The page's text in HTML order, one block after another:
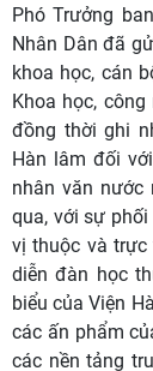
Phó Trưởng
Nhân Dân đã
khoa học, cán
Khoa học,
đồng thời ghi
Hàn lâm đối
nhân văn nước
qua, với sự
vị thuộc và trực
diễn đàn học
biểu của Viện
các ấn phẩm
các nền tảng